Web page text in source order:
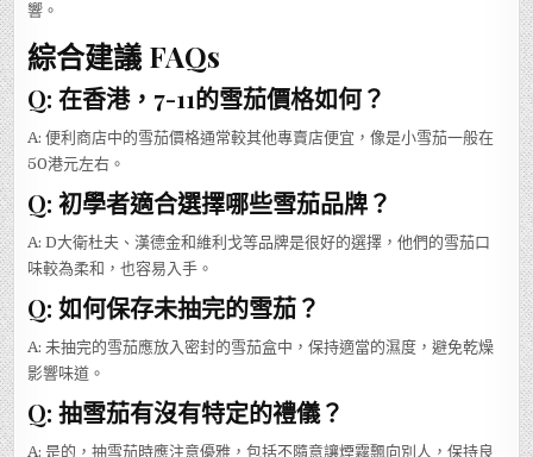
響。
綜合建議 FAQs
Q: 在香港，7-11的雪茄價格如何？
A: 便利商店中的雪茄價格通常較其他專賣店便宜，像是小雪茄一般在
50港元左右。
Q: 初學者適合選擇哪些雪茄品牌？
A: D大衛杜夫、漢德金和維利戈等品牌是很好的選擇，他們的雪茄口
味較為柔和，也容易入手。
Q: 如何保存未抽完的雪茄？
A: 未抽完的雪茄應放入密封的雪茄盒中，保持適當的濕度，避免乾燥
影響味道。
Q: 抽雪茄有沒有特定的禮儀？
A: 是的，抽雪茄時應注意優雅，包括不隨意讓煙霧飄向別人，保持良